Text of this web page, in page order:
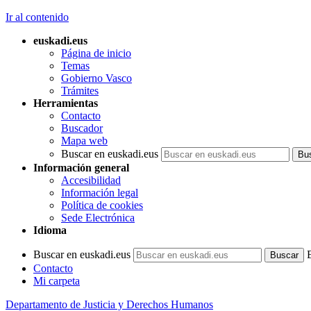
Ir al contenido
euskadi.eus
Página de inicio
Temas
Gobierno Vasco
Trámites
Herramientas
Contacto
Buscador
Mapa web
Buscar en euskadi.eus
Información general
Accesibilidad
Información legal
Política de cookies
Sede Electrónica
Idioma
Buscar en euskadi.eus
Contacto
Mi carpeta
Departamento de Justicia y Derechos Humanos